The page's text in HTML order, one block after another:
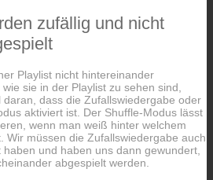
zufällig und nicht
Playlist nicht hintereinander
sie in der Playlist zu sehen sind,
dass die Zufallswiedergabe oder
aktiviert ist. Der Shuffle-Modus lässt
wenn man weiß hinter welchem
Wir müssen die Zufallswiedergabe auch
und haben uns dann gewundert,
abgespielt werden.